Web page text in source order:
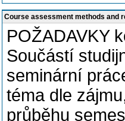
Course assessment methods and
POŽADAVKY
Součástí
seminární
téma dle
průběhu